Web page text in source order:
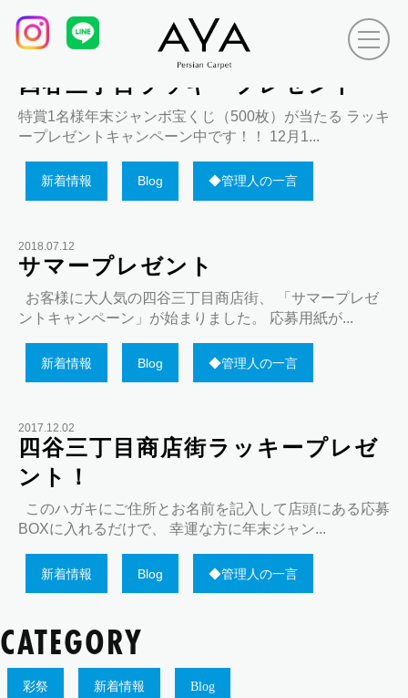
Tag Archives:
四谷三丁目ラッキープレゼント
特賞1名様年末ジャンボ宝くじ（500枚）が当たる ラッキ
ープレゼントキャンペーン中です！！ 12月1...
新着情報 Blog ◆管理人の一言
2018.07.12
サマープレゼント
お客様に大人気の四谷三丁目商店街、 「サマープレゼ
ントキャンペーン」が始まりました。 応募用紙が...
新着情報 Blog ◆管理人の一言
2017.12.02
四谷三丁目商店街ラッキープレゼ
ント！
このハガキにご住所とお名前を記入して店頭にある応募
BOXに入れるだけで、 幸運な方に年末ジャン...
新着情報 Blog ◆管理人の一言
CATEGORY
彩祭 新着情報 Blog